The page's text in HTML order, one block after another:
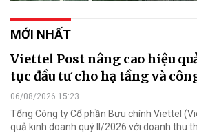
MỚI NHẤT
Viettel Post nâng cao hiệu
tục đầu tư cho hạ tầng và
06/08/2026 15:23
Tổng Công ty Cổ phần Bưu chính Viettel
quả kinh doanh quý II/2026 với doanh thu